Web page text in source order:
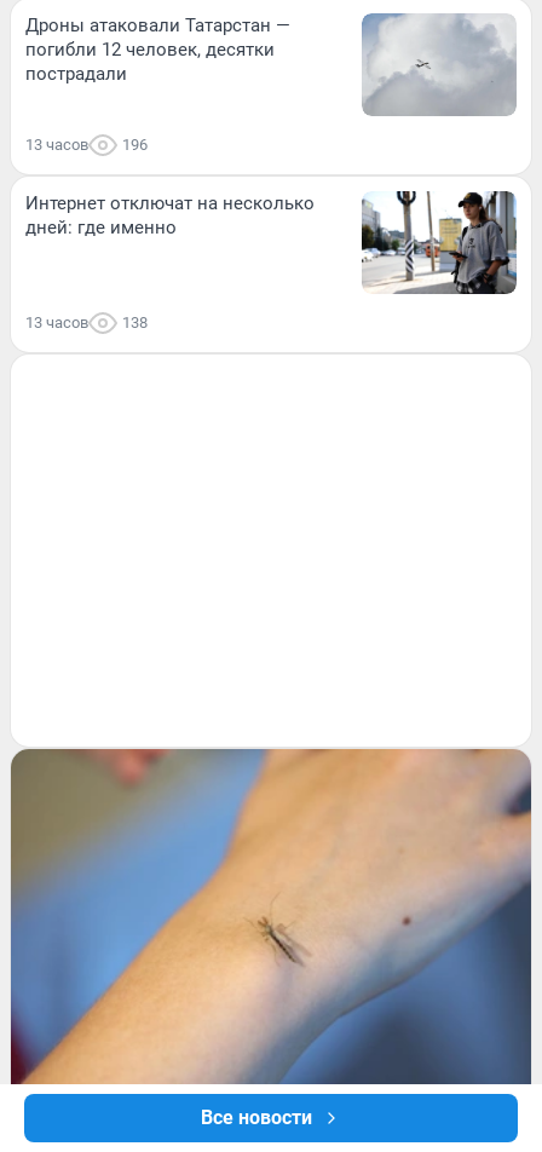
Все новости
Дроны атаковали Татарстан —
погибли 12 человек, десятки
пострадали
13 часов 196
Интернет отключат на несколько
дней: где именно
13 часов 138